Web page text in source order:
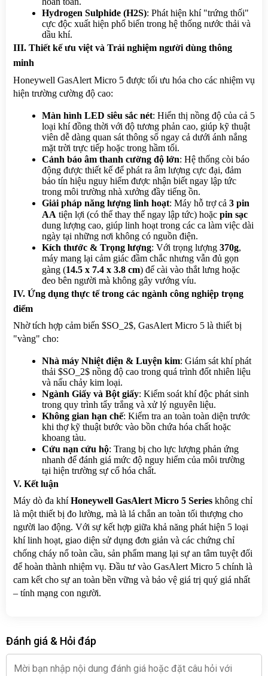
Hydrogen Sulphide (H2S): Phát hiện khí "trứng thối"
cực độc xuất hiện phổ biến trong hệ thống nước thải và
dầu khí.
III. Thiết kế ưu việt và Trải nghiệm người dùng thông
minh
Honeywell GasAlert Micro 5 được tối ưu hóa cho các nhiệm vụ
hiện trường cường độ cao:
Màn hình LED siêu sắc nét: Hiển thị nồng độ của cả 5
loại khí đồng thời với độ tương phản cao, giúp kỹ thuật
viên dễ dàng quan sát thông số ngay cả dưới ánh nắng
mặt trời trực tiếp hoặc trong hầm tối.
Cảnh báo âm thanh cường độ lớn: Hệ thống còi báo
động được thiết kế để phát ra âm lượng cực đại, đảm
bảo tín hiệu nguy hiểm được nhận biết ngay lập tức
trong môi trường nhà xưởng đầy tiếng ồn.
Giải pháp năng lượng linh hoạt: Máy hỗ trợ cả 3 pin
AA tiện lợi (có thể thay thế ngay lập tức) hoặc pin sạc
dung lượng cao, giúp linh hoạt trong các ca làm việc dài
ngày tại những nơi không có nguồn điện.
Kích thước & Trọng lượng: Với trọng lượng 370g,
máy mang lại cảm giác đầm chắc nhưng vẫn đủ gọn
gàng (14.5 x 7.4 x 3.8 cm) để cài vào thắt lưng hoặc
đeo bên người mà không gây vướng víu.
IV. Ứng dụng thực tế trong các ngành công nghiệp trọng
điểm
Nhờ tích hợp cảm biến $SO_2$, GasAlert Micro 5 là thiết bị
"vàng" cho:
Nhà máy Nhiệt điện & Luyện kim: Giám sát khí phát
thải $SO_2$ nồng độ cao trong quá trình đốt nhiên liệu
và nấu chảy kim loại.
Ngành Giấy và Bột giấy: Kiểm soát khí độc phát sinh
trong quy trình tẩy trắng và xử lý nguyên liệu.
Không gian hạn chế: Kiểm tra an toàn toàn diện trước
khi thợ kỹ thuật bước vào bồn chứa hóa chất hoặc
khoang tàu.
Cứu nạn cứu hộ: Trang bị cho lực lượng phản ứng
nhanh để đánh giá mức độ nguy hiểm của môi trường
tại hiện trường sự cố hóa chất.
V. Kết luận
Máy dò đa khí Honeywell GasAlert Micro 5 Series không chỉ
là một thiết bị đo lường, mà là lá chắn an toàn tối thượng cho
người lao động. Với sự kết hợp giữa khả năng phát hiện 5 loại
khí linh hoạt, giao diện sử dụng đơn giản và các chứng chỉ
chống cháy nổ toàn cầu, sản phẩm mang lại sự an tâm tuyệt đối
để hoàn thành nhiệm vụ. Đầu tư vào GasAlert Micro 5 chính là
cam kết cho sự an toàn bền vững và bảo vệ giá trị quý giá nhất
– tính mạng con người.
Đánh giá & Hỏi đáp